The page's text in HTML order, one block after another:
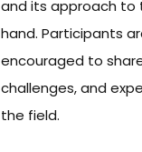
and its approach to
hand. Participants
encouraged to
challenges, and
the field.